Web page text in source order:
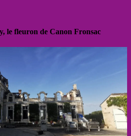
le fleuron de Canon Fronsac